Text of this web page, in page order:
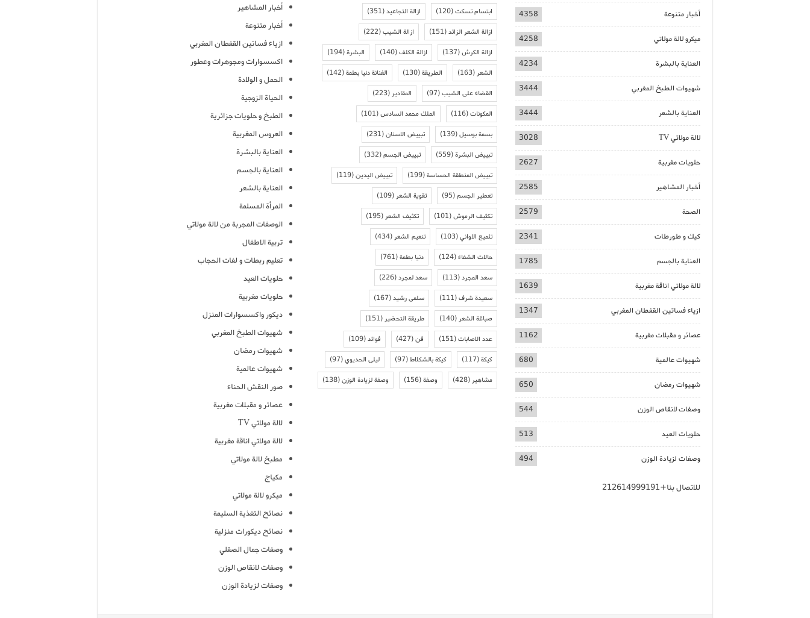
أخبار متنوعة 4358
ميكرو لالة مولاتي 4258
العناية بالبشرة 4234
شهيوات الطبخ المغربي 3444
العناية بالشعر 3444
لالة مولاتي TV 3028
حلويات مغربية 2627
أخبار المشاهير 2585
الصحة 2579
كيك و طورطات 2341
العناية بالجسم 1785
لالة مولاتي اناقة مغربية 1639
ازياء فساتين القفطان المغربي 1347
عصائر و مقبلات مغربية 1162
شهيوات عالمية 680
شهيوات رمضان 650
وصفات لانقاص الوزن 544
حلويات العيد 513
وصفات لزيادة الوزن 494
للاتصال بنا+212614999191
ابتسام تسكت(120) ازالة التجاعيد(351)
ازالة الشعر الزائد(151) ازالة الشيب(222)
ازالة الكرش(137) ازالة الكلف(140) البشرة(194)
الشعر(163) الطريقة(130) الفنانة دنيا بطمة(142)
القضاء على الشيب(97) المقادير(223)
المكونات(116) الملك محمد السادس(101)
بسمة بوسيل(139) تبييض الاسنان(231)
تبييض البشرة(559) تبييض الجسم(332)
تبييض المنطقة الحساسة(199) تبييض اليدين(119)
تعطير الجسم(95) تقوية الشعر(109)
تكثيف الرموش(101) تكثيف الشعر(195)
تلميع الاواني(103) تنعيم الشعر(434)
حالات الشفاء(124) دنيا بطمة(761)
سعد المجرد(113) سعد لمجرد(226)
سعيدة شرف(111) سلمى رشيد(167)
صباغة الشعر(140) طريقة التحضير(151)
عدد الاصابات(151) فن(427) فوائد(109)
كيكة(117) كيكة بالشكلاط(97) ليلى الحديوي(97)
مشاهير(428) وصفة(156) وصفة لزيادة الوزن(138)
أخبار المشاهير
أخبار متنوعة
ازياء فساتين القفطان المغربي
اكسسوارات ومجوهرات وعطور
الحمل و الولادة
الحياة الزوجية
الطبخ و حلويات جزائرية
العروس المغربية
العناية بالبشرة
العناية بالجسم
العناية بالشعر
المرأة المسلمة
الوصفات المجربة من لالة مولاتي
تربية الاطفال
تعليم ربطات و لفات الحجاب
حلويات العيد
حلويات مغربية
ديكور واكسسوارات المنزل
شهيوات الطبخ المغربي
شهيوات رمضان
شهيوات عالمية
صور النقش الحناء
عصائر و مقبلات مغربية
لالة مولاتي TV
لالة مولاتي اناقة مغربية
مطبخ لالة مولاتي
مكياج
ميكرو لالة مولاتي
نصائح التغذية السليمة
نصائح ديكورات منزلية
وصفات جمال الصقلي
وصفات لانقاص الوزن
وصفات لزيادة الوزن